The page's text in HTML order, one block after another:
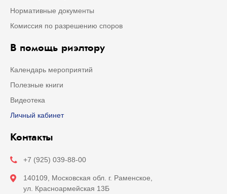
Нормативные документы
Комиссия по разрешению споров
В помощь риэлтору
Календарь мероприятий
Полезные книги
Видеотека
Личный кабинет
Контакты
+7 (925) 039-88-00
140109, Московская обл. г. Раменское,
ул. Красноармейская 13Б